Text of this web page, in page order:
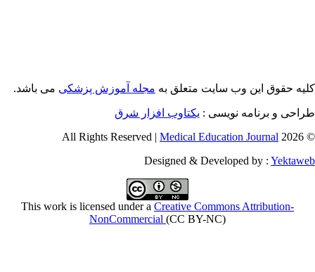
حقوق این وب سایت متعلق بهمجله آموزش پزشکیمی باشد.
و برنامه نویسی : یکتاوب افزار شرق
©
Medical Education Journal
Designed & Developed by :
This work is licensed under aCreative Commons Attribution-
NonCommercial(CC BY-NC)